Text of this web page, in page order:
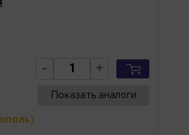
- +
Показать аналоги